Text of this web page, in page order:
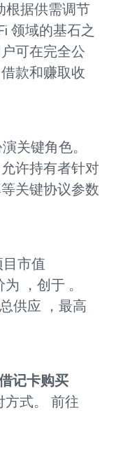
根据供需调节
领域的基石之
可在完全公
款和赚取收
关键角色。
许持有者针对
关键协议参数
目市值
，创于 。
供应 ，最高
记卡购买
方式。 前往